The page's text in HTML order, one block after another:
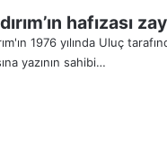
hafızası
1976 yılında Uluç
yazının sahibi…